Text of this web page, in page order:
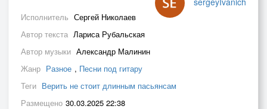
Исполнитель Сергей Николаев
Автор текста Лариса Рубальская
Автор музыки Александр Малинин
Жанр Разное , Песни под гитару
Теги Верить не стоит длинным пасьянсам
Размещено 30.03.2025 22:38